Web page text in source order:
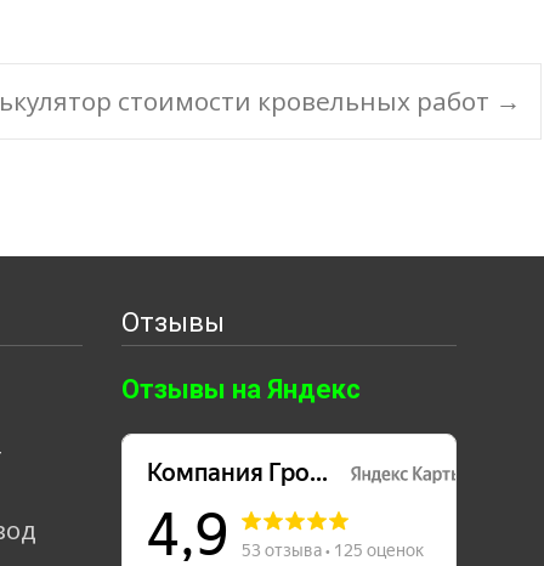
стоимости кровельных работ →
Отзывы
Отзывы на Яндекс